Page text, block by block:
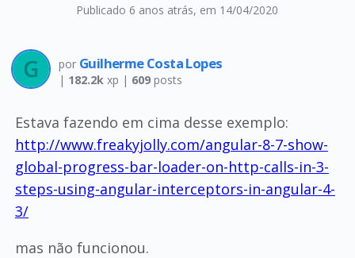
Publicado 6 anos atrás, em 14/04/2020
por Guilherme Costa Lopes
| 182.2kxp | 609posts
Estava fazendo em cima desse exemplo:
http://www.freakyjolly.com/angular-8-7-show-
global-progress-bar-loader-on-http-calls-in-3-
steps-using-angular-interceptors-in-angular-4-
3/
mas não funcionou.